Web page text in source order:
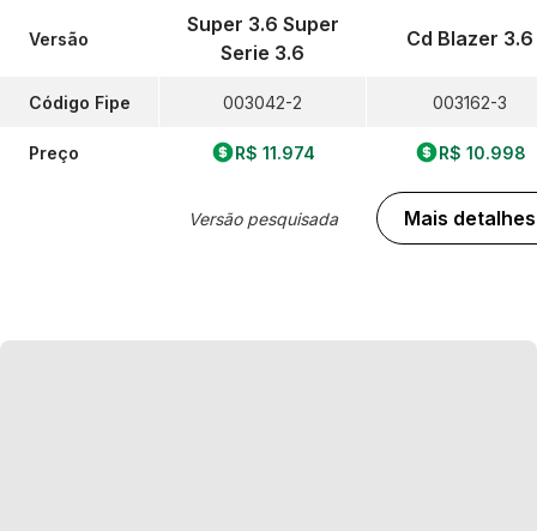
Versão
Código Fipe
Preço
Super 3.6 Super
Serie 3.6
003042-2
R$ 11.974
Versão pesquisada
Cd Blazer 3.6
003162-3
R$ 10.998
Mais detalhes